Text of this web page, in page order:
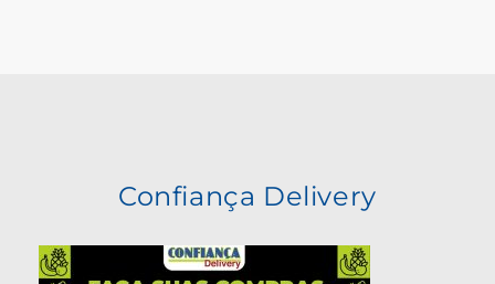
Confiança Delivery